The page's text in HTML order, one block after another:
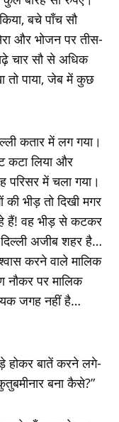
बचे पाँच सौ
और भोजन पर तीस-
चार सौ से अधिक
तो पाया, जेब में कुछ
कतार में लग गया।
कटा लिया और
परिसर में चला गया।
भीड़ तो दिखी मगर
हैं! वह भीड़ से कटकर
अजीब शहर है…
करने वाले मालिक
नौकर पर मालिक
जगह नहीं है…
होकर बातें करने लगे-
बना कैसे?”